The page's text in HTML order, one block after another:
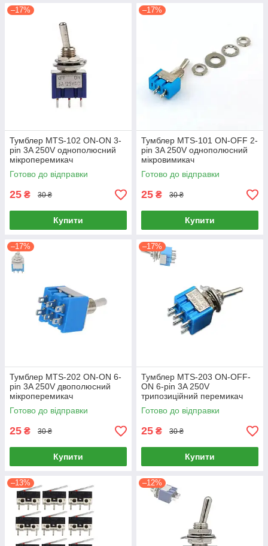
–17%
Тумблер MTS-102 ON-ON 3-
pin 3A 250V однополюсний
мікроперемикач
Готово до відправки
25 ₴ 30 ₴
Купити
–17%
Тумблер MTS-101 ON-OFF 2-
pin 3A 250V однополюсний
мікровимикач
Готово до відправки
25 ₴ 30 ₴
Купити
–17%
Тумблер MTS-202 ON-ON 6-
pin 3A 250V двополюсний
мікроперемикач
Готово до відправки
25 ₴ 30 ₴
Купити
–17%
Тумблер MTS-203 ON-OFF-
ON 6-pin 3A 250V
трипозиційний перемикач
(DPDT)
Готово до відправки
25 ₴ 30 ₴
Купити
–13% –12%